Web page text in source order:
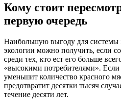
Кому стоит
первую очередь
Наибольшую выгоду для системы
экологии можно получить, если
среди тех, кто ест его больше
«высокими потребителями».
уменьшит количество красного
предотвратит десятки тысяч
течение десяти лет.